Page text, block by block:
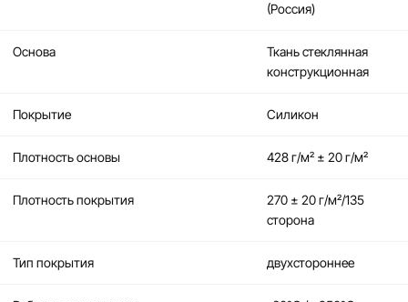
(Россия)
Основа
Ткань стеклянная
конструкционная
Покрытие Силикон
Плотность основы 428 г/м² ± 20 г/м²
Плотность покрытия
270 ± 20 г/м²/135
сторона
Тип покрытия двухстороннее